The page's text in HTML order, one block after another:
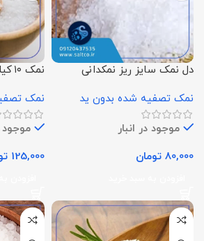
دل نمک سایز ریز نمکدانی
نمک تصفیه شده بدون ید
موجود در انبار
80,000 تومان
نمک ۱۰ کیلوگرمی بدون ید
نمک
موجود
125,000